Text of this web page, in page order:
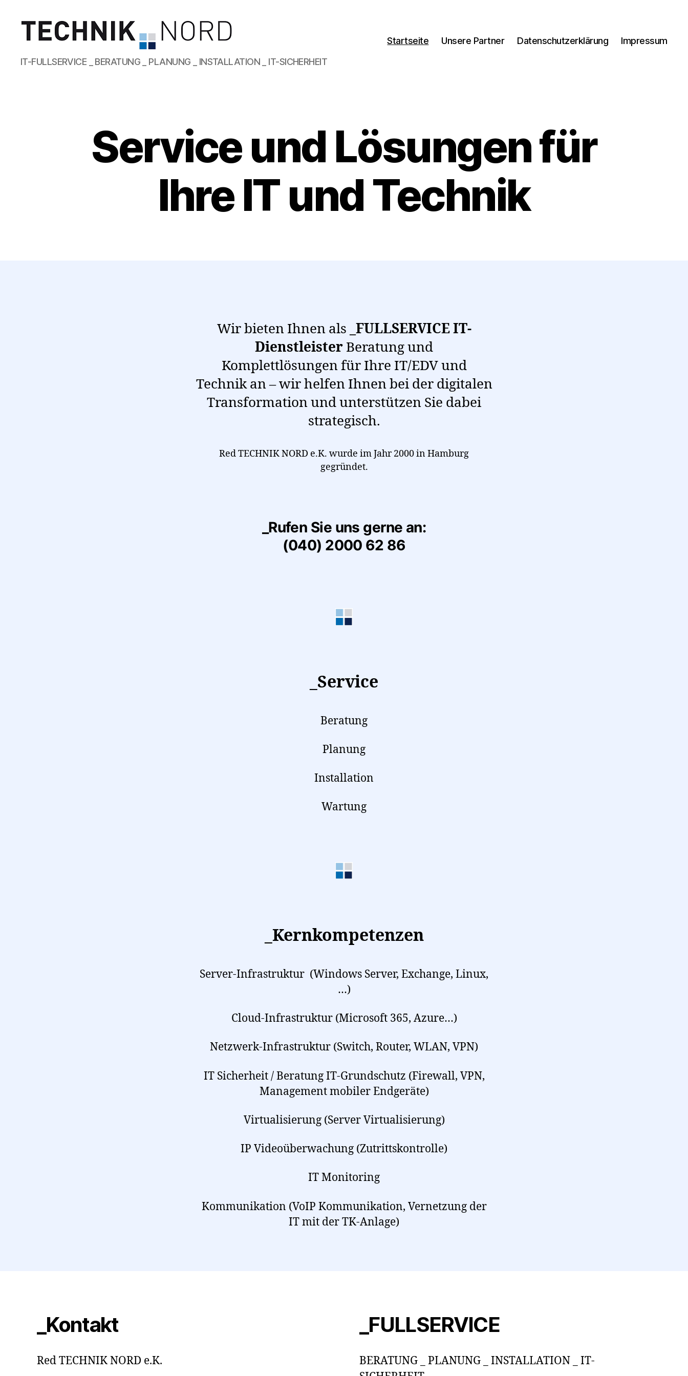
Red
TECHNIK
IT-FULLSERVICE _ BERATUNG _ PLANUNG _ INSTALLATION _ IT-SICHERHEIT
Startseite Unsere Partner Datenschutzerklärung Impressum
Service und Lösungen für
Ihre IT und Technik
Wir bieten Ihnen als _FULLSERVICE IT-
Dienstleister Beratung und
Komplettlösungen für Ihre IT/EDV und
Technik an – wir helfen Ihnen bei der digitalen
Transformation und unterstützen Sie dabei
strategisch.
Red TECHNIK NORD e.K. wurde im Jahr 2000 in Hamburg
gegründet.
_Rufen Sie uns gerne an:
(040) 2000 62 86
_Service
Beratung
Planung
Installation
Wartung
_Kernkompetenzen
Server-Infrastruktur (Windows Server, Exchange, Linux,
…)
Cloud-Infrastruktur (Microsoft 365, Azure…)
Netzwerk-Infrastruktur (Switch, Router, WLAN, VPN)
IT Sicherheit / Beratung IT-Grundschutz (Firewall, VPN,
Management mobiler Endgeräte)
Virtualisierung (Server Virtualisierung)
IP Videoüberwachung (Zutrittskontrolle)
IT Monitoring
Kommunikation (VoIP Kommunikation, Vernetzung der
IT mit der TK-Anlage)
_Kontakt
Red TECHNIK NORD e.K.
_FULLSERVICE
BERATUNG _ PLANUNG _ INSTALLATION _ IT-